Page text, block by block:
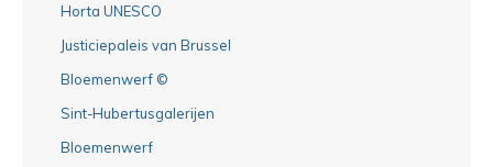
Horta UNESCO
Justiciepaleis van Brussel
Bloemenwerf ©
Sint-Hubertusgalerijen
Bloemenwerf